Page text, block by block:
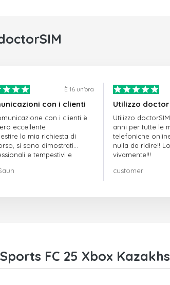
È 16 un'ora
con i clienti
con i clienti è
eccellente
la mia richiesta di
si sono dimostrati
e tempestivi e
Utilizzo
Utilizzo
anni per tutte le
telefoniche
nulla da ridire!!
vivamente!!!
customer
FC 25 Xbox